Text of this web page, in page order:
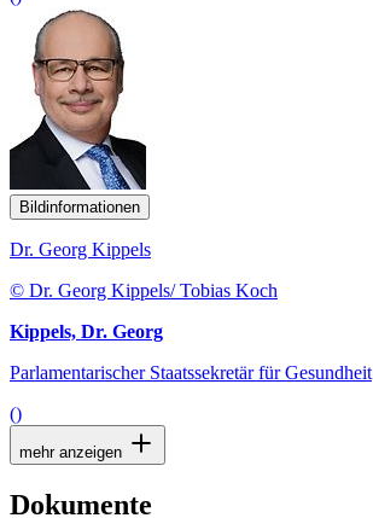
Bildinformationen
Dr. Georg Kippels
© Dr. Georg Kippels/ Tobias Koch
Kippels, Dr. Georg
Parlamentarischer Staatssekretär für Gesundheit
()
mehr anzeigen
Dokumente